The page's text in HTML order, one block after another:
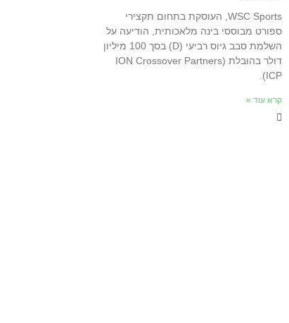
WSC Sports, העוסקת בתחום תקצירי
ספורט מבוססי בינה מלאכותית, הודיעה על
השלמת סבב גיוס רביעי (D) בסך 100 מיליון
דולר בהובלת (ION Crossover Partners
(ICP.
קרא עוד »